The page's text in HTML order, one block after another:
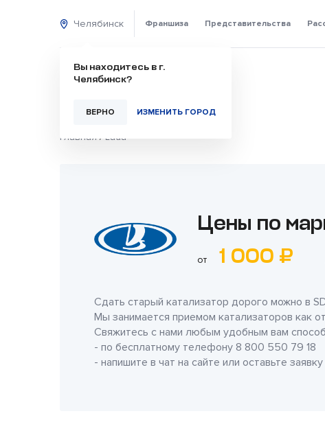
Челябинск
Вы находитесь в г.
Челябинск?
ВЕРНО ИЗМЕНИТЬ ГОРОД
Франшиза Представительства
Главная / Lada
Цены по
от 1 000 ₽
Сдать старый катализатор дорого можно в
Мы занимается приемом катализаторов как
Свяжитесь с нами любым удобным вам
- по бесплатному телефону 8 800 550 79 18
- напишите в чат на сайте или оставьте